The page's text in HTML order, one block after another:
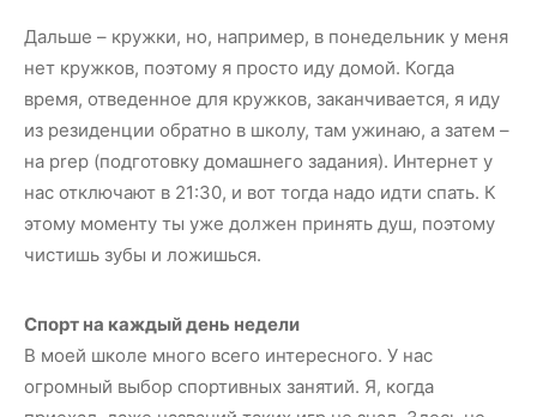
Дальше – кружки, но, например, в понедельник у меня
нет кружков, поэтому я просто иду домой. Когда
время, отведенное для кружков, заканчивается, я иду
из резиденции обратно в школу, там ужинаю, а затем –
на prep (подготовку домашнего задания). Интернет у
нас отключают в 21:30, и вот тогда надо идти спать. К
этому моменту ты уже должен принять душ, поэтому
чистишь зубы и ложишься.
Спорт на каждый день недели
В моей школе много всего интересного. У нас
огромный выбор спортивных занятий. Я, когда